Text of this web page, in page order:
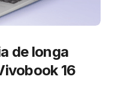
de longa
16